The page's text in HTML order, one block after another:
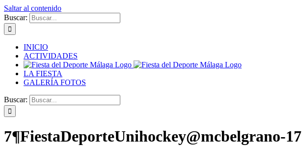
Saltar al contenido
Buscar:
INICIO
ACTIVIDADES
LA FIESTA
GALERÍA FOTOS
Buscar:
7¶FiestaDeporteUnihockey@mcbelgrano-17